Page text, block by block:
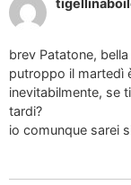
brev Patatone,
putroppo il martedì
inevitabilmente, se
tardi?
io comunque sarei